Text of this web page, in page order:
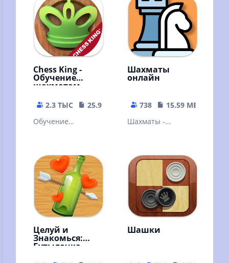
детства
Chess King -
Обучение
шахматам
2.3 ТЫС
25.93 MB
Обучение
наглядным!
Множество задач
и уроков!
Шахматы
онлайн
738
15.59 MB
Шахматы -
стратегическая
игра
Целуй и
Знакомься:
Бутылочка
Шашки